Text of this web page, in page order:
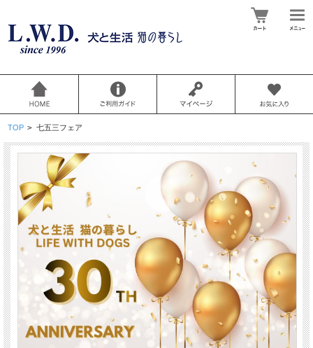
TOP > 七五三フェア